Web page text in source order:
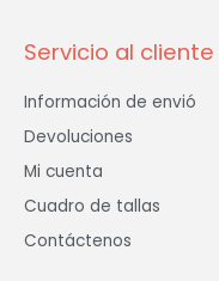
Servicio al cliente
Información de envió
Devoluciones
Mi cuenta
Cuadro de tallas
Contáctenos